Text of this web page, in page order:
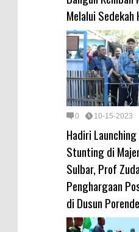
Melalui Sedekah
0 10-15-2023
Hadiri Launching
Stunting di
Sulbar, Prof
Penghargaan
di Dusun